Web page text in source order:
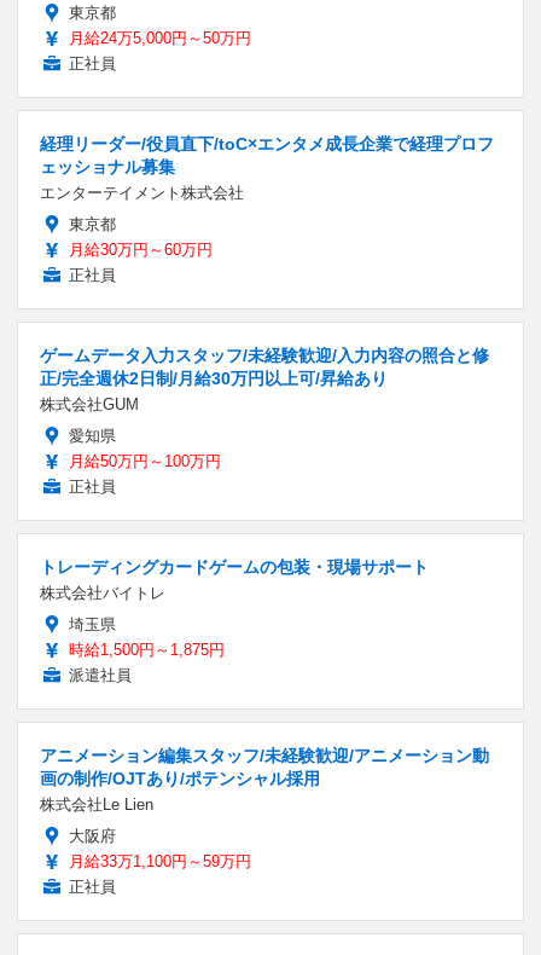
東京都
月給24万5,000円～50万円
正社員
経理リーダー/役員直下/toC×エンタメ成長企業で経理プロフ
ェッショナル募集
エンターテイメント株式会社
東京都
月給30万円～60万円
正社員
ゲームデータ入力スタッフ/未経験歓迎/入力内容の照合と修
正/完全週休2日制/月給30万円以上可/昇給あり
株式会社GUM
愛知県
月給50万円～100万円
正社員
トレーディングカードゲームの包装・現場サポート
株式会社バイトレ
埼玉県
時給1,500円～1,875円
派遣社員
アニメーション編集スタッフ/未経験歓迎/アニメーション動
画の制作/OJTあり/ポテンシャル採用
株式会社Le Lien
大阪府
月給33万1,100円～59万円
正社員